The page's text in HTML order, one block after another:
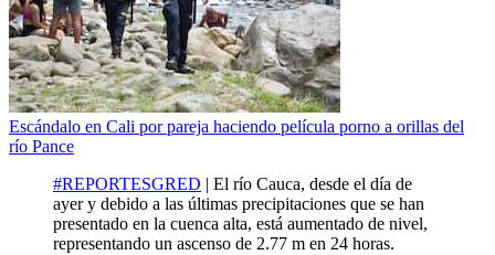
Escándalo en Cali por pareja haciendo película porno a orillas del
río Pance
#REPORTESGRED | El río Cauca, desde el día de
ayer y debido a las últimas precipitaciones que se han
presentado en la cuenca alta, está aumentado de nivel,
representando un ascenso de 2.77 m en 24 horas.